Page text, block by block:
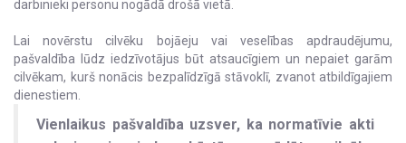
darbinieki personu nogādā drošā vietā.
Lai novērstu cilvēku bojāeju vai veselības apdraudējumu,
pašvaldība lūdz iedzīvotājus būt atsaucīgiem un nepaiet garām
cilvēkam, kurš nonācis bezpalīdzīgā stāvoklī, zvanot atbildīgajiem
dienestiem.
Vienlaikus pašvaldība uzsver, ka normatīvie akti